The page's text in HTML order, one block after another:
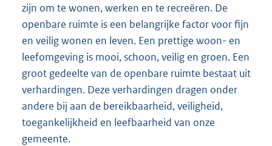
zijn om te wonen, werken en te recreëren. De
openbare ruimte is een belangrijke factor voor fijn
en veilig wonen en leven. Een prettige woon- en
leefomgeving is mooi, schoon, veilig en groen. Een
groot gedeelte van de openbare ruimte bestaat uit
verhardingen. Deze verhardingen dragen onder
andere bij aan de bereikbaarheid, veiligheid,
toegankelijkheid en leefbaarheid van onze
gemeente.